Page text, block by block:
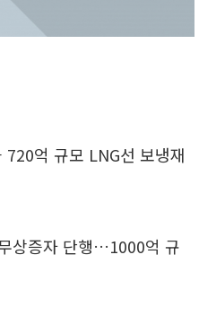
억 규모 LNG선 보냉재
상증자 단행…1000억 규